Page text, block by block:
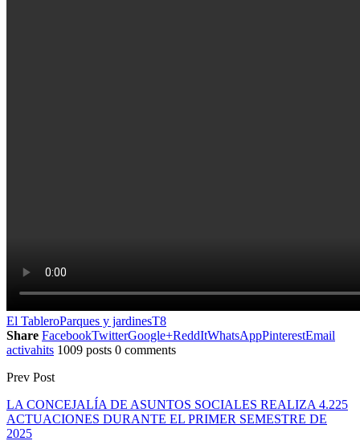
El TableroParques y jardinesT8
Share FacebookTwitterGoogle+ReddItWhatsAppPinterestEmail
activahits 1009 posts 0 comments
Prev Post
LA CONCEJALÍA DE ASUNTOS SOCIALES REALIZA 4.225
ACTUACIONES DURANTE EL PRIMER SEMESTRE DE
2025